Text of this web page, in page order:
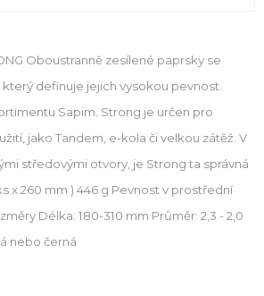
Oboustranně zesílené paprsky se
definuje jejich vysokou pevnost.
Sapim. Strong je určen pro
jako Tandem, e-kola či velkou zátěž. V
středovými otvory, je Strong ta správná
x 260 mm ) 446 g Pevnost v prostřední
Délka: 180-310 mm Průměr: 2,3 - 2,0
nebo černá